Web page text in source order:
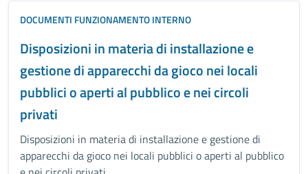
DOCUMENTI FUNZIONAMENTO INTERNO
Disposizioni in materia di installazione e
gestione di apparecchi da gioco nei locali
pubblici o aperti al pubblico e nei circoli
privati
Disposizioni in materia di installazione e gestione di
apparecchi da gioco nei locali pubblici o aperti al pubblico